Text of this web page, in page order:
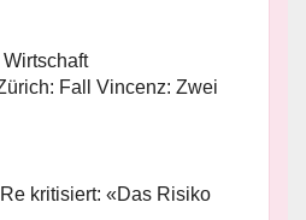
Fall Vincenz: Zwei
kritisiert: «Das Risiko